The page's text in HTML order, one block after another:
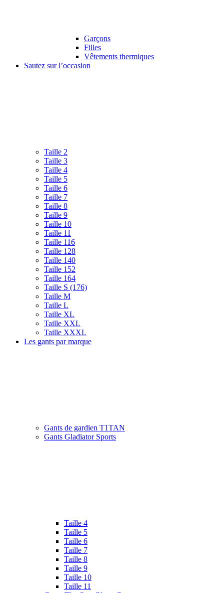
Garçons
Filles
Vêtements thermiques
Sautez sur l’occasion
Taille 2
Taille 3
Taille 4
Taille 5
Taille 6
Taille 7
Taille 8
Taille 9
Taille 10
Taille 11
Taille 116
Taille 128
Taille 140
Taille 152
Taille 164
Taille S (176)
Taille M
Taille L
Taille XL
Taille XXL
Taille XXXL
Les gants par marque
Gants de gardien T1TAN
Gants Gladiator Sports
Taille 4
Taille 5
Taille 6
Taille 7
Taille 8
Taille 9
Taille 10
Taille 11